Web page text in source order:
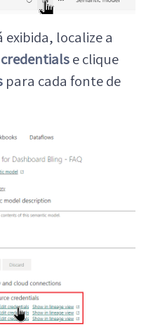
exibida, localize a
e clique
para cada fonte de